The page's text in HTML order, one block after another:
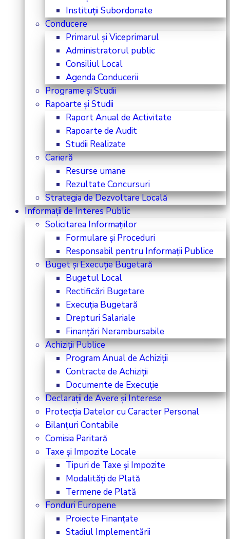
Instituții Subordonate
Conducere
Primarul și Viceprimarul
Administratorul public
Consiliul Local
Agenda Conducerii
Programe și Studii
Rapoarte și Studii
Raport Anual de Activitate
Rapoarte de Audit
Studii Realizate
Carieră
Resurse umane
Rezultate Concursuri
Strategia de Dezvoltare Locală
Informații de Interes Public
Solicitarea Informațiilor
Formulare și Proceduri
Responsabil pentru Informații Publice
Buget și Execuție Bugetară
Bugetul Local
Rectificări Bugetare
Execuția Bugetară
Drepturi Salariale
Finanțări Nerambursabile
Achiziții Publice
Program Anual de Achiziții
Contracte de Achiziții
Documente de Execuție
Declarații de Avere și Interese
Protecția Datelor cu Caracter Personal
Bilanțuri Contabile
Comisia Paritară
Taxe și Impozite Locale
Tipuri de Taxe și Impozite
Modalități de Plată
Termene de Plată
Fonduri Europene
Proiecte Finanțate
Stadiul Implementării